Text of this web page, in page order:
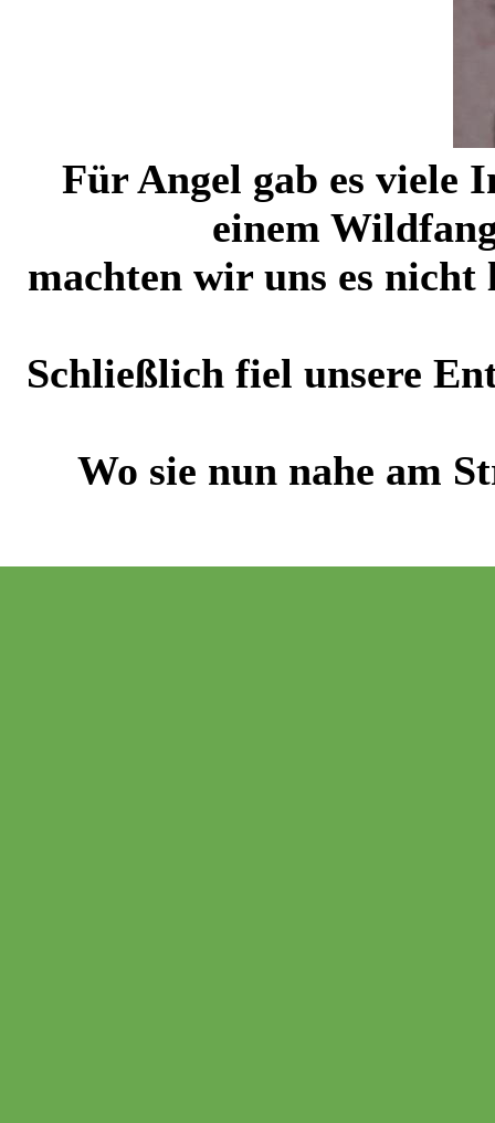
Für Angel gab es viele
einem
machten wir uns es
Schließlich fiel unsere
Wo sie nun nahe am